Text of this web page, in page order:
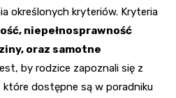
określonych kryteriów. Kryteria
niepełnosprawność
oraz samotne
by rodzice zapoznali się z
które dostępne są w poradniku